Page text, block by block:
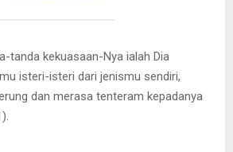
tanda kekuasaan-Nya ialah Dia
isteri-isteri dari jenismu sendiri,
dan merasa tenteram kepadanya